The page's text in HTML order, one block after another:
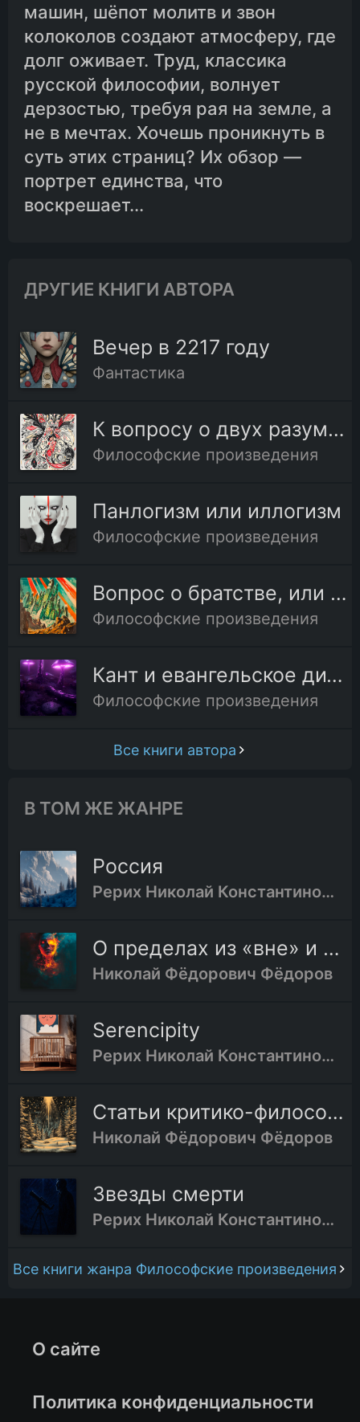
машин, шёпот молитв и звон
колоколов создают атмосферу, где
долг оживает. Труд, классика
русской философии, волнует
дерзостью, требуя рая на земле, а
не в мечтах. Хочешь проникнуть в
суть этих страниц? Их обзор —
портрет единства, что
воскрешает...
ДРУГИЕ КНИГИ АВТОРА
Вечер в 2217 году
Фантастика
К вопросу о двух разумах
Философские произведения
Панлогизм или иллогизм
Философские произведения
Вопрос о братстве, или родстве, о причинах небратского
Философские произведения
Кант и евангельское дитя, или Сын человеческий
Философские произведения
Все книги автора
В ТОМ ЖЕ ЖАНРЕ
Россия
Рерих Николай Константинович
О пределах из «вне» и из «внутри»
Николай Фёдорович Фёдоров
Serencipity
Рерих Николай Константинович
Статьи критико-философского содержания
Николай Фёдорович Фёдоров
Звезды смерти
Рерих Николай Константинович
Все книги жанра Философские произведения
О сайте
Политика конфиденциальности